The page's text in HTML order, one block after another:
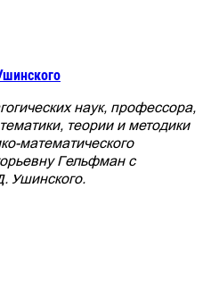
наук, профессора,
теории и методики
математического
Гельфман с
Ушинского.